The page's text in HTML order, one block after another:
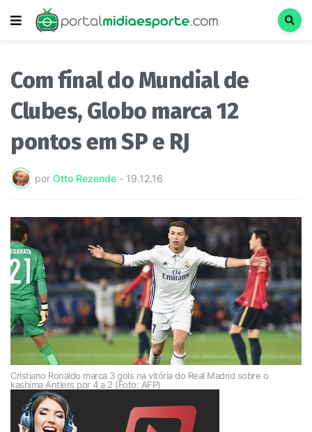
Com final do Mundial de
Clubes, Globo marca 12
pontos em SP e RJ
por Otto Rezende - 19.12.16
Cristiano Ronaldo marca 3 gols na vitória do Real Madrid sobre o
kashima Antlers por 4 a 2 (Foto: AFP)